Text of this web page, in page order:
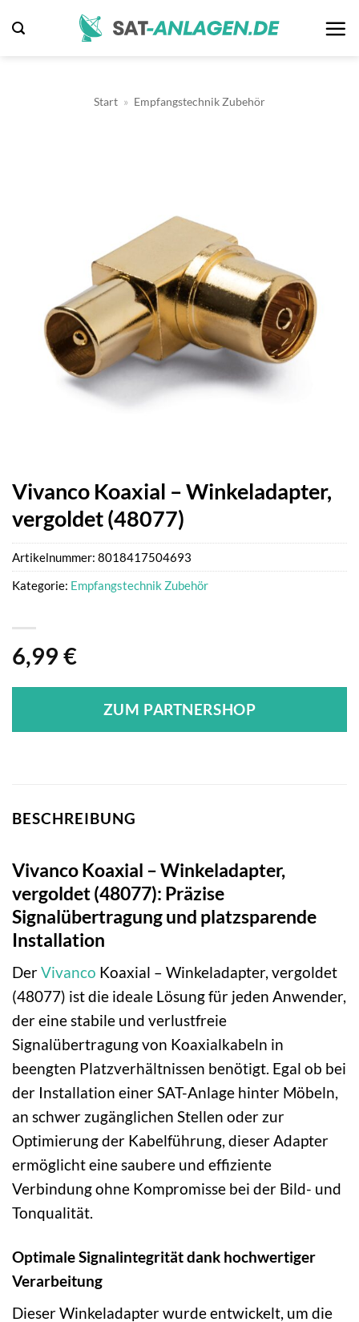
Inhalt
Start » Empfangstechnik Zubehör
Vivanco Koaxial – Winkeladapter,
vergoldet (48077)
6,99 €
ZUM PARTNERSHOP
Artikelnummer: 8018417504693
Kategorie: Empfangstechnik Zubehör
BESCHREIBUNG
Vivanco Koaxial – Winkeladapter,
vergoldet (48077): Präzise
Signalübertragung und platzsparende
Installation
DerVivanco Koaxial – Winkeladapter, vergoldet
(48077) ist die ideale Lösung für jeden Anwender,
der eine stabile und verlustfreie
Signalübertragung von Koaxialkabeln in
beengten Platzverhältnissen benötigt. Egal ob bei
der Installation einer SAT-Anlage hinter Möbeln,
an schwer zugänglichen Stellen oder zur
Optimierung der Kabelführung, dieser Adapter
ermöglicht eine saubere und effiziente
Verbindung ohne Kompromisse bei der Bild- und
Tonqualität.
Optimale Signalintegrität dank hochwertiger
Verarbeitung
Dieser Winkeladapter wurde entwickelt, um die